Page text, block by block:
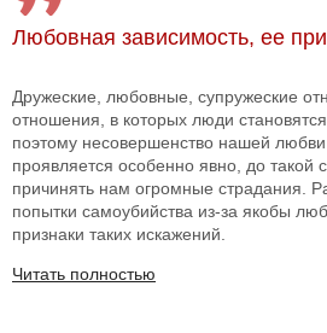
Любовная зависимость, ее
Дружеские, любовные, супружеские
отношения, в которых люди
поэтому несовершенство нашей
проявляется особенно явно, до такой
причинять нам огромные страдания.
попытки самоубийства из-за якобы
признаки таких искажений.
Читать полностью